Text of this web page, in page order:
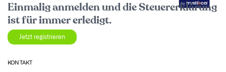
by
Einmalig anmelden und die Steuererklärung
ist für immer erledigt.
Jetzt registrieren
KONTAKT